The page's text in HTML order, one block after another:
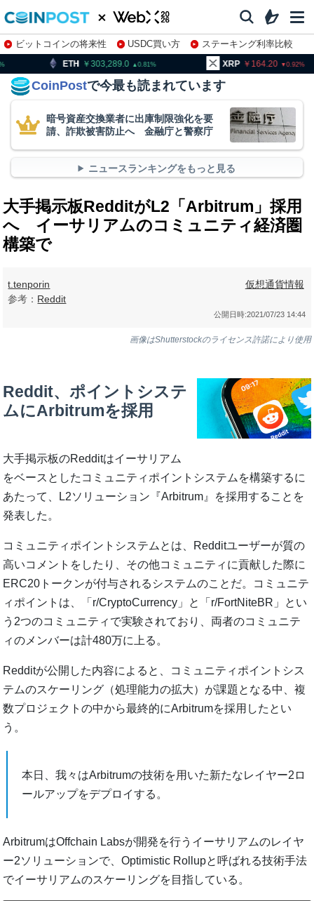
ビットコインの将来性 USDC買い方
ステーキング利率比較
株特集・関連銘柄
0.81 XRP 0.92 BNB
CoinPostで今最も読まれています
暗号資産交換業者に出庫制限強化を要
請、詐欺被害防止へ 金融庁と警察庁
ニュースランキングをもっと見る
大手掲示板RedditがL2「Arbitrum」採用
へ イーサリアムのコミュニティ経済圏
構築で
t.tenporin
参考： Reddit
仮想通貨情報
公開日時:2021/07/23 14:44
画像はShutterstockのライセンス許諾により使用
Reddit、ポイントシステ
ムにArbitrumを採用
大手掲示板のRedditはイーサリアム
をベースとしたコミュニティポイントシステムを構築するに
あたって、L2ソリューション『Arbitrum』を採用することを
発表した。
コミュニティポイントシステムとは、Redditユーザーが質の
高いコメントをしたり、その他コミュニティに貢献した際に
ERC20トークンが付与されるシステムのことだ。コミュニテ
ィポイントは、「r/CryptoCurrency」と「r/FortNiteBR」とい
う2つのコミュニティで実験されており、両者のコミュニテ
ィのメンバーは計480万に上る。
Redditが公開した内容によると、コミュニティポイントシス
テムのスケーリング（処理能力の拡大）が課題となる中、複
数プロジェクトの中から最終的にArbitrumを採用したとい
う。
本日、我々はArbitrumの技術を用いた新たなレイヤー2ロ
ールアップをデプロイする。
ArbitrumはOffchain Labsが開発を行うイーサリアムのレイヤ
ー2ソリューションで、Optimistic Rollupと呼ばれる技術手法
でイーサリアムのスケーリングを目指している。